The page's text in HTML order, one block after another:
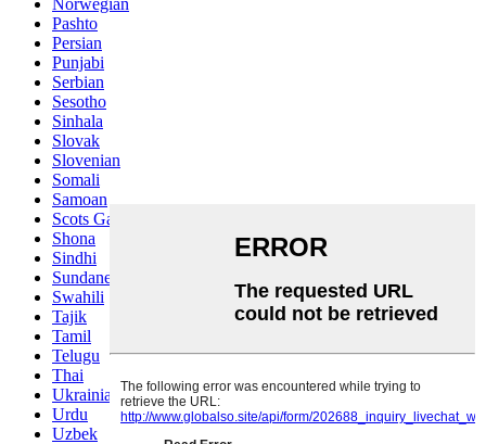
Pashto
Persian
Punjabi
Serbian
Sesotho
Sinhala
Slovak
Slovenian
Somali
Samoan
Scots Gaelic
Shona
Sindhi
Sundanese
Swahili
Tajik
Tamil
Telugu
Thai
Ukrainian
Urdu
Uzbek